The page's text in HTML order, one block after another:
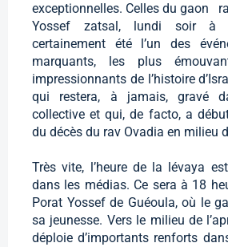
exceptionnelles. Celles du gaon
Yossef zatsal, lundi soir à
certainement été l’un des
marquants, les plus
impressionnants de l’histoire
qui restera, à jamais, gravé
collective et qui, de facto, a
du décès du rav Ovadia en milieu
Très vite, l’heure de la lévaya
dans les médias. Ce sera à 18
Porat Yossef de Guéoula, où le
sa jeunesse. Vers le milieu de
déploie d’importants renforts